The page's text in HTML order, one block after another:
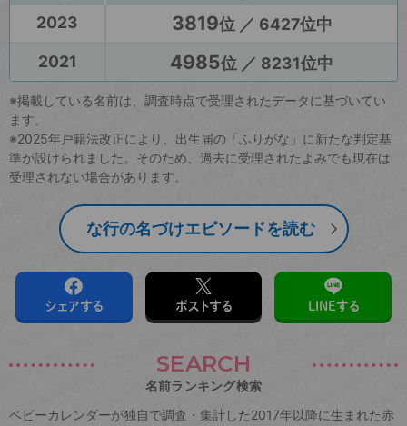
2023 3819位 ／ 6427位中
2021
4985位 ／ 8231位中
※掲載している名前は、調査時点で受理されたデータに基づいてい
ます。
※2025年戸籍法改正により、出生届の「ふりがな」に新たな判定基
準が設けられました。そのため、過去に受理されたよみでも現在は
受理されない場合があります。
な行の名づけエピソードを読む
シェアする ポストする LINEする
SEARCH
名前ランキング検索
ベビーカレンダーが独自で調査・集計した2017年以降に生まれた赤